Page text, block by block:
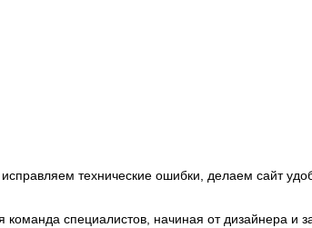
технические ошибки, делаем сайт
специалистов, начиная от дизайнера и